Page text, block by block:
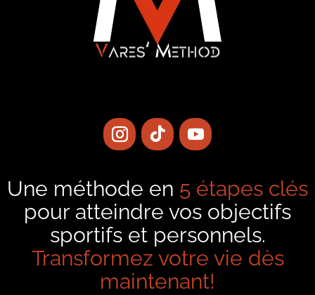
Une méthode en 5 étapes clés
pour atteindre vos objectifs
sportifs et personnels.
Transformez votre vie dès
maintenant!